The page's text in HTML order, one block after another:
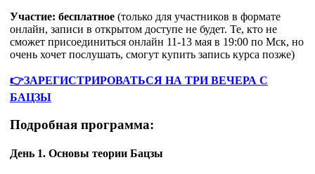
Участие: бесплатное (только для участников в формате
онлайн, записи в открытом доступе не будет. Те, кто не
сможет присоединиться онлайн 11-13 мая в 19:00 по Мск, но
очень хочет послушать, смогут купить запись курса позже)
👉ЗАРЕГИСТРИРОВАТЬСЯ НА ТРИ ВЕЧЕРА С
БАЦЗЫ
Подробная программа:
День 1. Основы теории Бацзы